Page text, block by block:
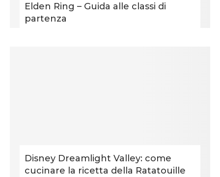
Elden Ring – Guida alle classi di
partenza
Disney Dreamlight Valley: come
cucinare la ricetta della Ratatouille